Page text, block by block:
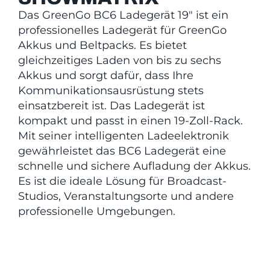
Das GreenGo BC6 Ladegerät 19″ ist ein
professionelles Ladegerät für GreenGo
Akkus und Beltpacks. Es bietet
gleichzeitiges Laden von bis zu sechs
Akkus und sorgt dafür, dass Ihre
Kommunikationsausrüstung stets
einsatzbereit ist. Das Ladegerät ist
kompakt und passt in einen 19-Zoll-Rack.
Mit seiner intelligenten Ladeelektronik
gewährleistet das BC6 Ladegerät eine
schnelle und sichere Aufladung der Akkus.
Es ist die ideale Lösung für Broadcast-
Studios, Veranstaltungsorte und andere
professionelle Umgebungen.